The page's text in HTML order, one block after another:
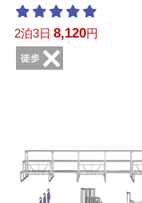
2泊3日 8,120円